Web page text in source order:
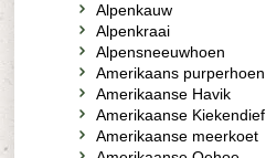
Alpenkauw
Alpenkraai
Alpensneeuwhoen
Amerikaans purperhoen
Amerikaanse Havik
Amerikaanse Kiekendief
Amerikaanse meerkoet